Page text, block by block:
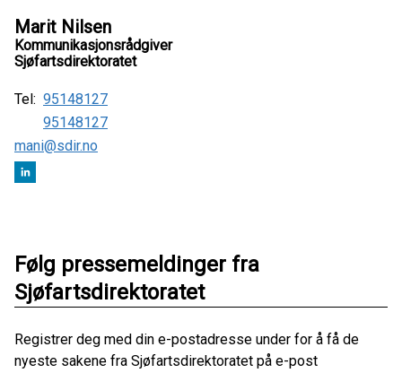
Marit Nilsen
Kommunikasjonsrådgiver
Sjøfartsdirektoratet
Tel: 95148127
95148127
mani@sdir.no
Følg pressemeldinger fra
Sjøfartsdirektoratet
Registrer deg med din e-postadresse under for å få de
nyeste sakene fra Sjøfartsdirektoratet på e-post